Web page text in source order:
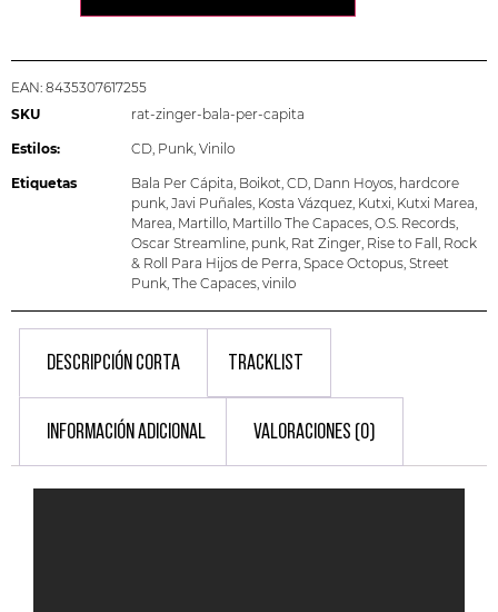
EAN: 8435307617255
SKU
rat-zinger-bala-per-capita
Estilos: CD, Punk, Vinilo
Etiquetas Bala Per Cápita, Boikot, CD, Dann Hoyos, hardcore
punk, Javi Puñales, Kosta Vázquez, Kutxi, Kutxi Marea,
Marea, Martillo, Martillo The Capaces, O.S. Records,
Oscar Streamline, punk, Rat Zinger, Rise to Fall , Rock
& Roll Para Hijos de Perra, Space Octopus, Street
Punk, The Capaces, vinilo
DESCRIPCIÓN CORTA TRACKLIST
INFORMACIÓN ADICIONAL VALORACIONES (0)